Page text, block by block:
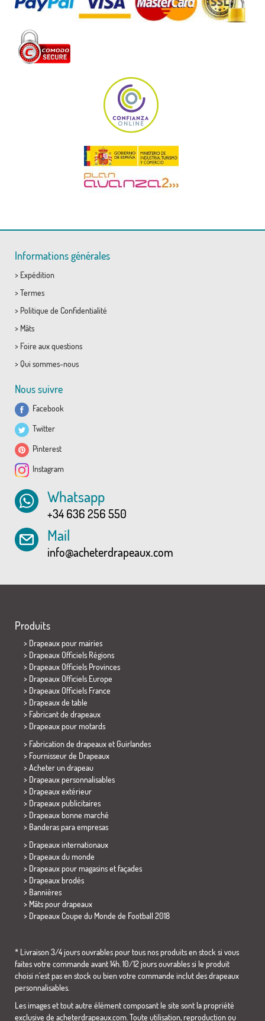
Informations générales
> Expédition
> Termes
> Politique de Confidentialité
> Mâts
> Foire aux questions
> Qui sommes-nous
Nous suivre
Facebook
Twitter
Pinterest
Instagram
Whatsapp
+34 636 256 550
Mail
info@acheterdrapeaux.com
Produits
> Drapeaux pour mairies
> Drapeaux Officiels Régions
> Drapeaux Officiels Provinces
> Drapeaux Officiels Europe
> Drapeaux Officiels France
> Drapeaux de table
> Fabricant de drapeaux
> Drapeaux pour motards
> Fabrication de drapeaux et Guirlandes
> Fournisseur de Drapeaux
> Acheter un drapeau
> Drapeaux personnalisables
> Drapeaux extérieur
> Drapeaux publicitaires
> Drapeaux bonne marché
> Banderas para empresas
> Drapeaux internationaux
> Drapeaux du monde
> Drapeaux pour magasins et façades
> Drapeaux brodés
> Bannières
> Mâts pour drapeaux
> Drapeaux Coupe du Monde de Football 2018
* Livraison 3/4 jours ouvrables pour tous nos produits en stock si vous
faites votre commande avant 14h. 10/12 jours ouvrables si le produit
choisi n´est pas en stock ou bien votre commande inclut des drapeaux
personnalisables.
Les images et tout autre élément composant le site sont la propriété
exclusive de acheterdrapeaux.com. Toute utilisation, reproduction ou